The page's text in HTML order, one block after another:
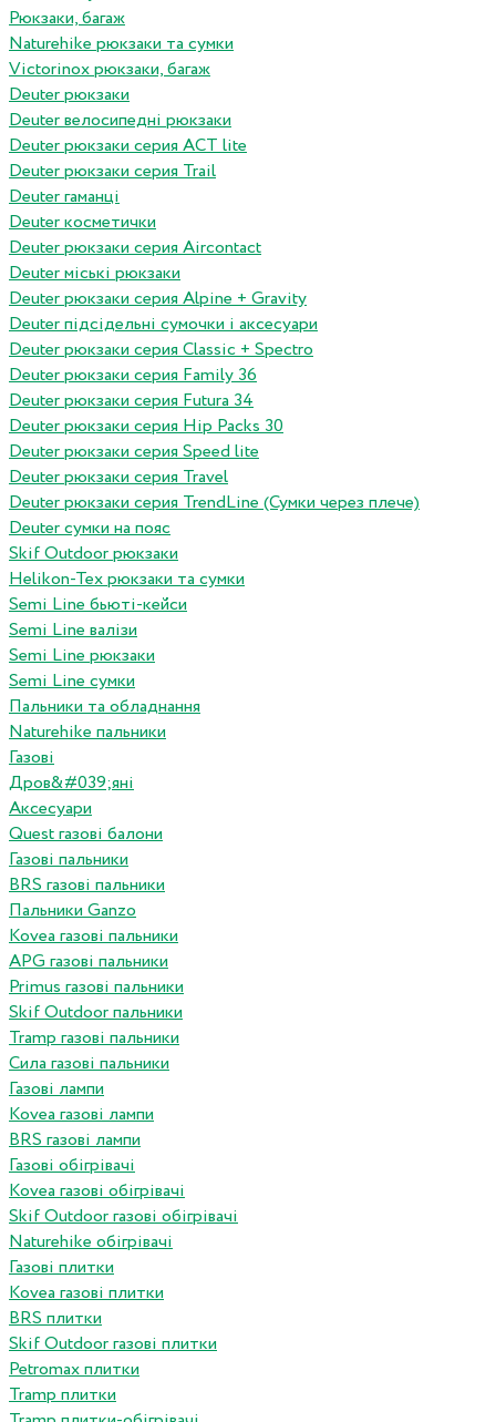
Рюкзаки, багаж
Naturehike рюкзаки та сумки
Victorinox рюкзаки, багаж
Deuter рюкзаки
Deuter велосипедні рюкзаки
Deuter рюкзаки серия ACT lite
Deuter рюкзаки серия Trail
Deuter гаманці
Deuter косметички
Deuter рюкзаки серия Aircontact
Deuter міські рюкзаки
Deuter рюкзаки серия Alpine + Gravity
Deuter підсідельні сумочки і аксесуари
Deuter рюкзаки серия Classic + Spectro
Deuter рюкзаки серия Family 36
Deuter рюкзаки серия Futura 34
Deuter рюкзаки серия Hip Packs 30
Deuter рюкзаки серия Speed lite
Deuter рюкзаки серия Travel
Deuter рюкзаки серия TrendLine (Сумки через плече)
Deuter сумки на пояс
Skif Outdoor рюкзаки
Helikon-Tex рюкзаки та сумки
Semi Line бьюті-кейси
Semi Line валізи
Semi Line рюкзаки
Semi Line сумки
Пальники та обладнання
Naturehike пальники
Газові
Дров&#039;яні
Аксесуари
Quest газові балони
Газові пальники
BRS газові пальники
Пальники Ganzo
Kovea газові пальники
APG газові пальники
Primus газові пальники
Skif Outdoor пальники
Tramp газові пальники
Сила газові пальники
Газові лампи
Kovea газові лампи
BRS газові лампи
Газові обігрівачі
Kovea газові обігрівачі
Skif Outdoor газові обігрівачі
Naturehike обігрівачі
Газові плитки
Kovea газові плитки
BRS плитки
Skif Outdoor газові плитки
Petromax плитки
Tramp плитки